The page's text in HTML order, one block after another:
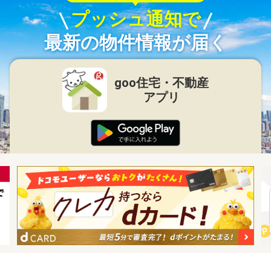
プッシュ通知で
最新の物件情報が届く
goo住宅・不動産
アプリ